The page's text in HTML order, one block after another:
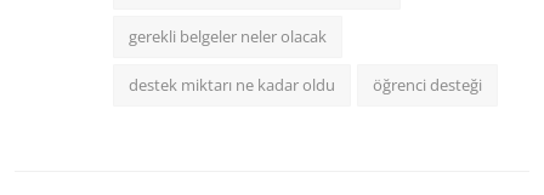
gerekli belgeler neler olacak
destek miktarı ne kadar oldu öğrenci desteği